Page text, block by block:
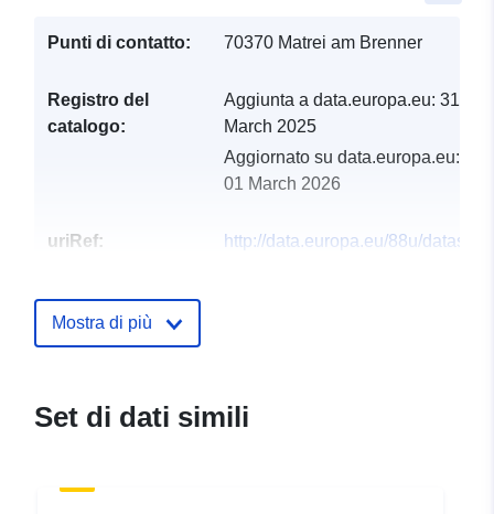
Punti di contatto: 70370 Matrei am Brenner
Registro del
catalogo:
Aggiunta a data.europa.eu: 31
March 2025
Aggiornato su data.europa.eu:
01 March 2026
uriRef:
http://data.europa.eu/88u/
Mostra di più
Set di dati simili